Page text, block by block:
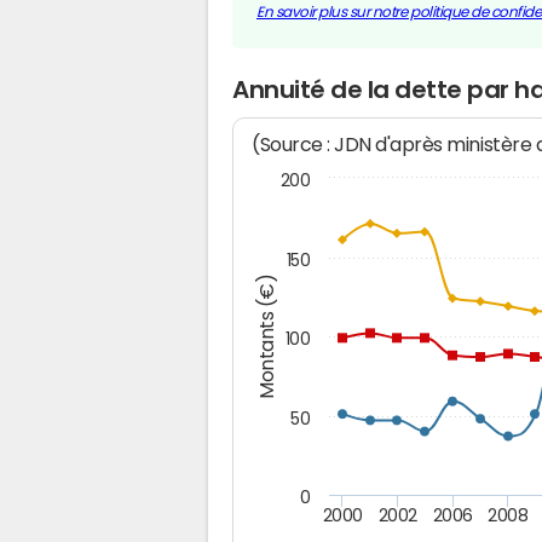
En savoir plus sur notre politique de
Annuité de la dette par
Montants (€)
(Source : JDN d'après ministère
2000 2002 2006 2008
0
50
100
150
200